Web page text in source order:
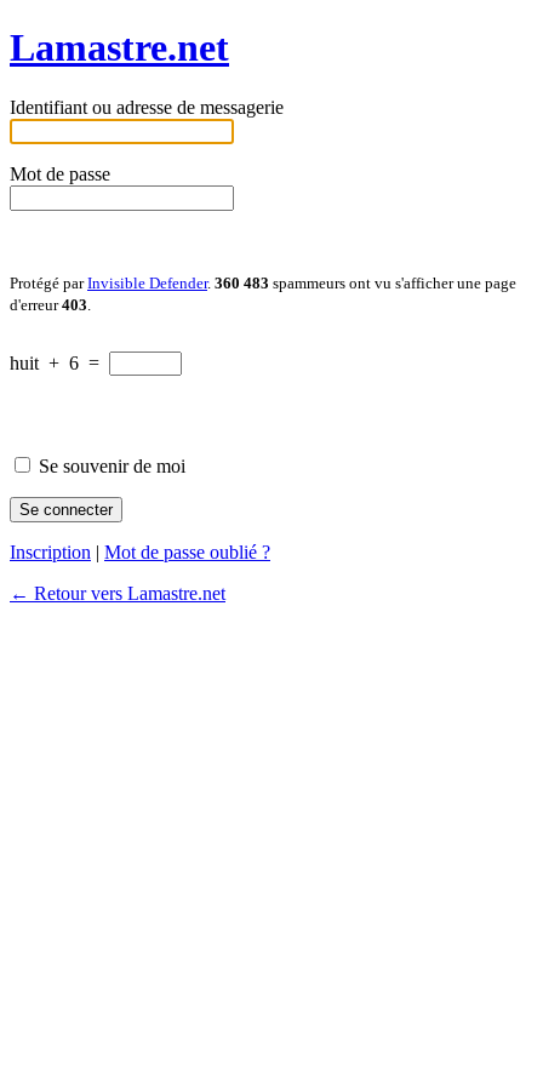
Lamastre.net
Identifiant ou adresse de messagerie
Mot de passe
Protégé parInvisible Defender. 360 483 spammeurs ont vu s'afficher une page
d'erreur403
huit + 6 =
Se souvenir de moi
Inscription | Mot de passe oublié ?
← Retour vers Lamastre.net